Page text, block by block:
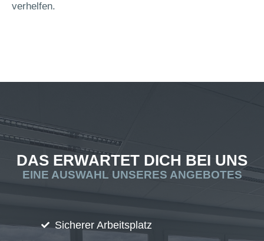
verhelfen.
DAS ERWARTET DICH BEI UNS
EINE AUSWAHL UNSERES ANGEBOTES
Sicherer Arbeitsplatz